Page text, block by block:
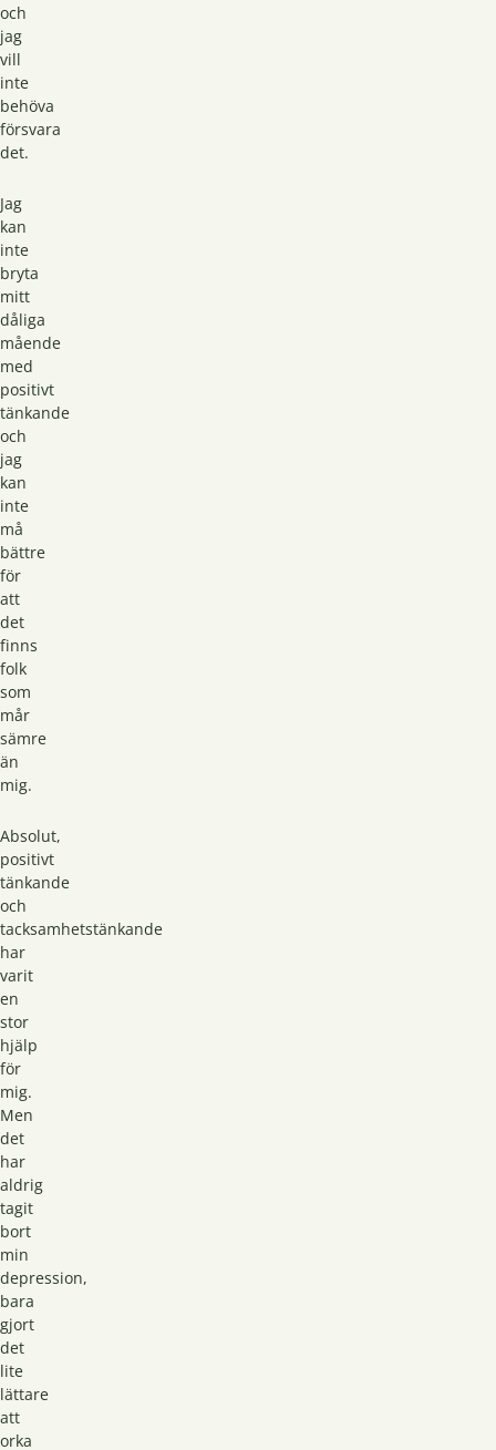
och
jag
vill
inte
behöva
försvara
det.
Jag
kan
inte
bryta
mitt
dåliga
mående
med
positivt
tänkande
och
jag
kan
inte
må
bättre
för
att
det
finns
folk
som
mår
sämre
än
mig.
Absolut,
positivt
tänkande
och
tacksamhetstänkande
har
varit
en
stor
hjälp
för
mig.
Men
det
har
aldrig
tagit
bort
min
depression,
bara
gjort
det
lite
lättare
att
orka